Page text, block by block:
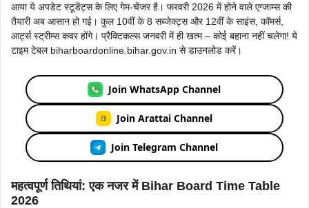
आया ये अपडेट स्टूडेंट्स के लिए गेम-चेंजर है। फरवरी 2026 में होने वाले एग्जाम्स की
तैयारी अब आसान हो गई। कुल 10वीं के 8 सब्जेक्ट्स और 12वीं के साइंस, कॉमर्स,
आर्ट्स स्ट्रीम्स कवर होंगे। प्रैक्टिकल्स जनवरी में ही खत्म – कोई बहाना नहीं चलेगा! ये
टाइम टेबल biharboardonline.bihar.gov.in से डाउनलोड करें।
Join WhatsApp Channel
Join Arattai Channel
Join Telegram Channel
महत्वपूर्ण तिथियां: एक नजर में Bihar Board Time Table
2026